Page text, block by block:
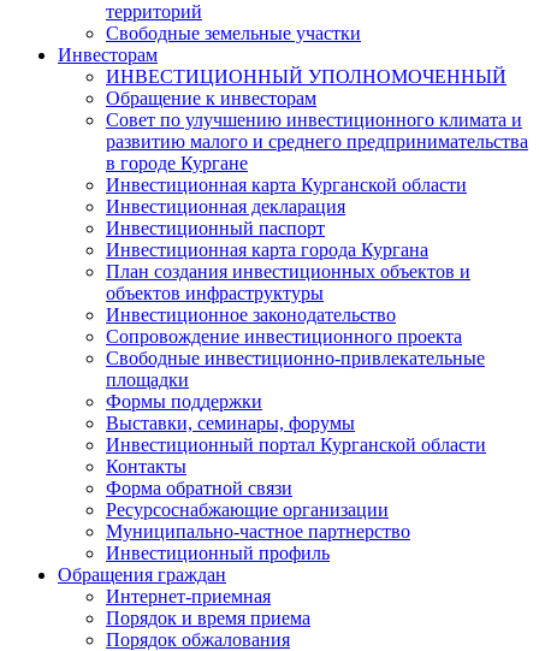
территорий
Свободные земельные участки
Инвесторам
ИНВЕСТИЦИОННЫЙ УПОЛНОМОЧЕННЫЙ
Обращение к инвесторам
Совет по улучшению инвестиционного климата и
развитию малого и среднего предпринимательства
в городе Кургане
Инвестиционная карта Курганской области
Инвестиционная декларация
Инвестиционный паспорт
Инвестиционная карта города Кургана
План создания инвестиционных объектов и
объектов инфраструктуры
Инвестиционное законодательство
Сопровождение инвестиционного проекта
Свободные инвестиционно-привлекательные
площадки
Формы поддержки
Выставки, семинары, форумы
Инвестиционный портал Курганской области
Контакты
Форма обратной связи
Ресурсоснабжающие организации
Муниципально-частное партнерство
Инвестиционный профиль
Обращения граждан
Интернет-приемная
Порядок и время приема
Порядок обжалования